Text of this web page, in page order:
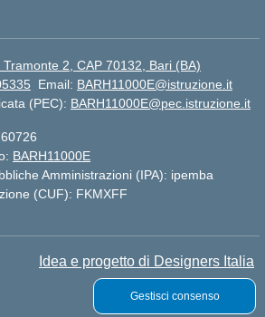
2, CAP 70132, Bari (BA)
Email: BARH11000E@istruzione.it
(PEC): BARH11000E@pec.istruzione.it
BARH11000E
Amministrazioni (IPA): ipemba
(CUF): FKMXFF
Idea e progetto di Designers Italia
Gestisci consenso